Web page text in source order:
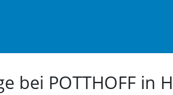
bei POTTHOFF in